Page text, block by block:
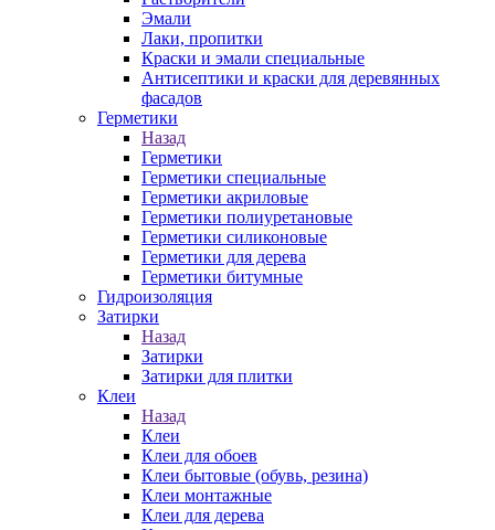
Эмали
Лаки, пропитки
Краски и эмали специальные
Антисептики и краски для деревянных
фасадов
Герметики
Назад
Герметики
Герметики специальные
Герметики акриловые
Герметики полиуретановые
Герметики силиконовые
Герметики для дерева
Герметики битумные
Гидроизоляция
Затирки
Назад
Затирки
Затирки для плитки
Клеи
Назад
Клеи
Клеи для обоев
Клеи бытовые (обувь, резина)
Клеи монтажные
Клеи для дерева